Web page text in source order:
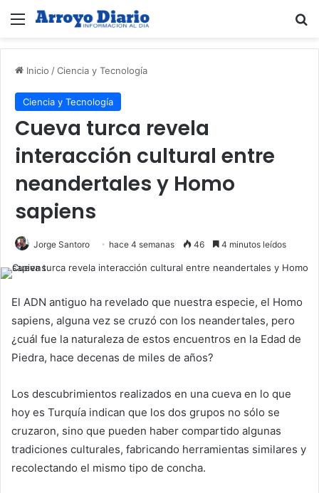
Menú
Inicio /Ciencia y Tecnología
Ciencia y Tecnología
Cueva turca revela
interacción cultural entre
neandertales y Homo
sapiens
Jorge Santoro hace 4 semanas 46 4 minutos leídos
El ADN antiguo ha revelado que nuestra especie, el Homo
sapiens, alguna vez se cruzó con los neandertales, pero
¿cuál fue la naturaleza de estos encuentros en la Edad de
Piedra, hace decenas de miles de años?
Los descubrimientos realizados en una cueva en lo que
hoy es Turquía indican que los dos grupos no sólo se
cruzaron, sino que pueden haber compartido algunas
tradiciones culturales, fabricando herramientas similares y
recolectando el mismo tipo de concha.